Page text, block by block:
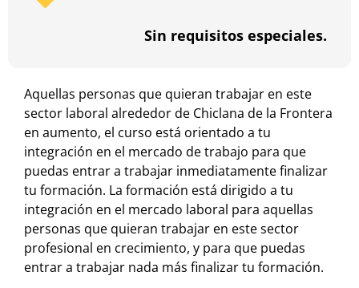
Sin requisitos especiales.
Aquellas personas que quieran trabajar en este
sector laboral alrededor de Chiclana de la Frontera
en aumento, el curso está orientado a tu
integración en el mercado de trabajo para que
puedas entrar a trabajar inmediatamente finalizar
tu formación. La formación está dirigido a tu
integración en el mercado laboral para aquellas
personas que quieran trabajar en este sector
profesional en crecimiento, y para que puedas
entrar a trabajar nada más finalizar tu formación.